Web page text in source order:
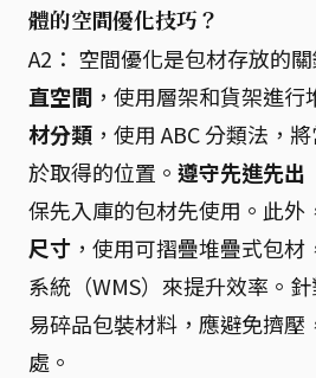
體的空間優化技巧？
A2： 空間優化是包材存放的關
直空間 ，使用層架和貨架進
材分類 ，使用 ABC 分類法，
於取得的位置。 遵守先進先出
保先入庫的包材先使用。此外
尺寸 ，使用可摺疊堆疊式包
系統（WMS）來提升效率。
易碎品包裝材料，應避免擠壓
處。